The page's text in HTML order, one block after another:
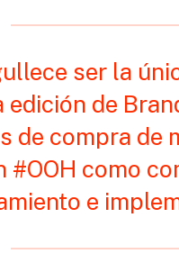
ser la
de
de compra de
#OOH como
e